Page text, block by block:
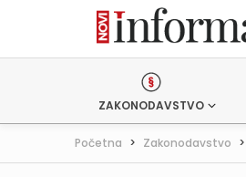
ZAKONODAVSTVO
Početna > Zakonodavstvo >